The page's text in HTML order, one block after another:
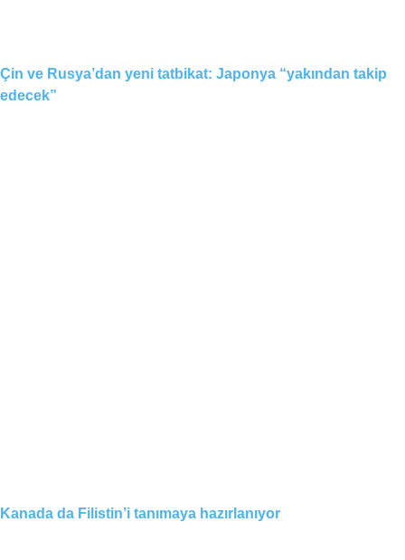
Çin ve Rusya’dan yeni tatbikat: Japonya “yakından takip
edecek”
Kanada da Filistin’i tanımaya hazırlanıyor